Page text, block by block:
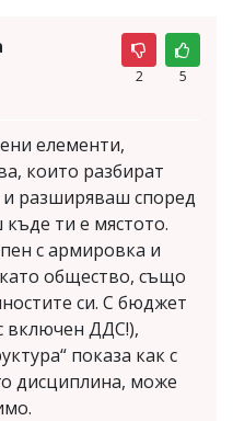
2 5
елементи,
които разбират
и разширяваш според
ти е мястото.
с армировка и
общество, също
си. С бюджет
включен ДДС!),
показа как с
дисциплина, може